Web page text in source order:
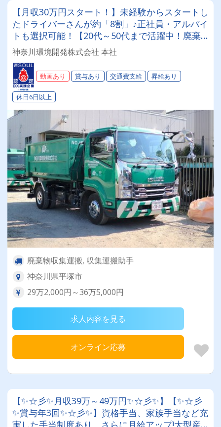
【月収30万円スタート！】未経験からスタートし
たドライバーさんが約「8割」♪正社員・アルバイ
トも選択可能！【20代～50代まで活躍中！廃棄
物運搬ドライバー大募集！】【女子更衣室・女子
トイレ完備♪♪】
神奈川環境開発株式会社 本社
動画あり 賞与あり 交通費支給 昇給あり
休日6日以上
廃棄物収集運搬, 収集運搬助手
神奈川県平塚市
29万2,000円～36万5,000円
求人内容を見る
オンライン応募
【✨☆彡✨月収39万～49万円✨☆彡✨】【✨☆彡
✨賞与年3回✨☆彡✨】資格手当、家族手当など充
実した手当制度あり。さらに月給アップ!大型産